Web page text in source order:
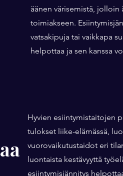
äänen värisemistä, jolloin
toimiakseen.
vatsakipuja tai vaikkapa
helpottaa ja sen kanssa
Hyvien esiintymistaitojen
tulokset liike-elämässä,
vuorovaikutustaidot eri
luontaista kestävyyttä
esiintymisjännitys